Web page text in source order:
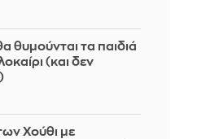
θυμούνται τα παιδιά
(και δεν
Χούθι με